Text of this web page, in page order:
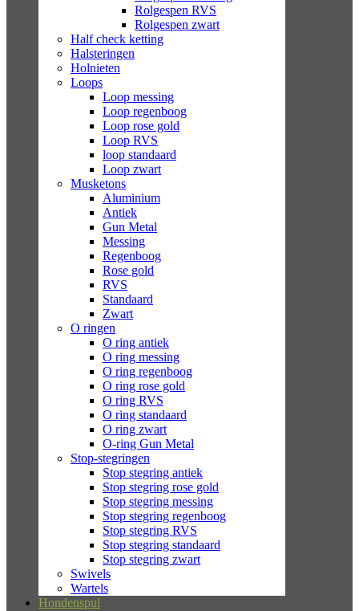
Rolgespen RVS
Rolgespen zwart
Half check ketting
Halsteringen
Holnieten
Loops
Loop messing
Loop regenboog
Loop rose gold
Loop RVS
loop standaard
Loop zwart
Musketons
Aluminium
Antiek
Gun Metal
Messing
Regenboog
Rose gold
RVS
Standaard
Zwart
O ringen
O ring antiek
O ring messing
O ring regenboog
O ring rose gold
O ring RVS
O ring standaard
O ring zwart
O-ring Gun Metal
Stop-stegringen
Stop stegring antiek
Stop stegring rose gold
Stop stegring messing
Stop stegring regenboog
Stop stegring RVS
Stop stegring standaard
Stop stegring zwart
Swivels
Wartels
Hondenspul